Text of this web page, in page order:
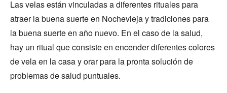
Las velas están vinculadas a diferentes rituales para
atraer la buena suerte en Nochevieja y tradiciones para
la buena suerte en año nuevo. En el caso de la salud,
hay un ritual que consiste en encender diferentes colores
de vela en la casa y orar para la pronta solución de
problemas de salud puntuales.